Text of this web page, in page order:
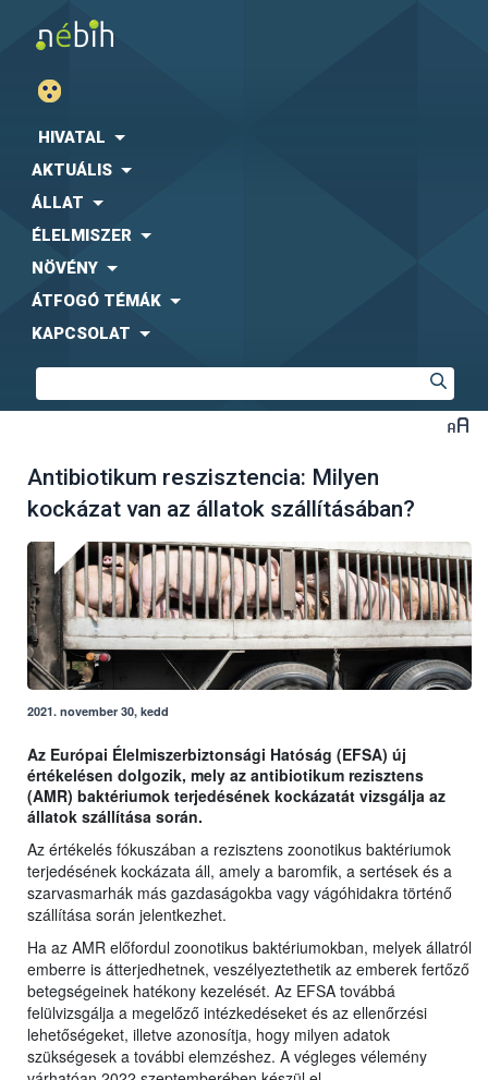
HIVATAL
AKTUÁLIS
ÁLLAT
ÉLELMISZER
NÖVÉNY
ÁTFOGÓ TÉMÁK
KAPCSOLAT
Antibiotikum reszisztencia: Milyen
kockázat van az állatok szállításában?
2021. november 30, kedd
Az Európai Élelmiszerbiztonsági Hatóság (EFSA) új
értékelésen dolgozik, mely az antibiotikum rezisztens
(AMR) baktériumok terjedésének kockázatát vizsgálja az
állatok szállítása során.
Az értékelés fókuszában a rezisztens zoonotikus baktériumok
terjedésének kockázata áll, amely a baromfik, a sertések és a
szarvasmarhák más gazdaságokba vagy vágóhidakra történő
szállítása során jelentkezhet.
Ha az AMR előfordul zoonotikus baktériumokban, melyek állatról
emberre is átterjedhetnek, veszélyeztethetik az emberek fertőző
betegségeinek hatékony kezelését. Az EFSA továbbá
felülvizsgálja a megelőző intézkedéseket és az ellenőrzési
lehetőségeket, illetve azonosítja, hogy milyen adatok
szükségesek a további elemzéshez. A végleges vélemény